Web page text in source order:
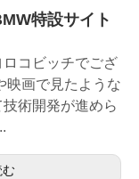
特設サイト
コビッチでござ
映画で見たような
術開発が進めら
む